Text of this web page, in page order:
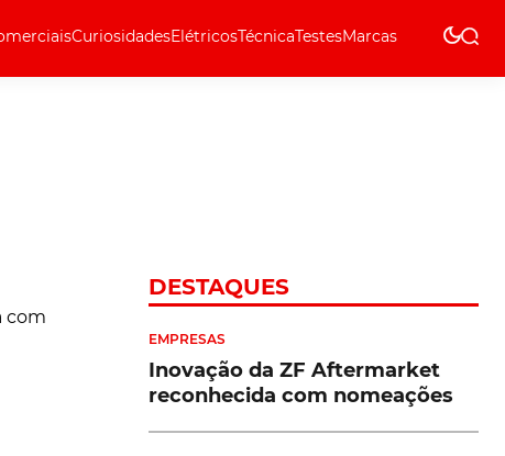
CuriosidadesElétricosTécnicaTestesMarcas
DESTAQUES
EMPRESAS
Inovação da ZF Aftermarket
reconhecida com nomeações